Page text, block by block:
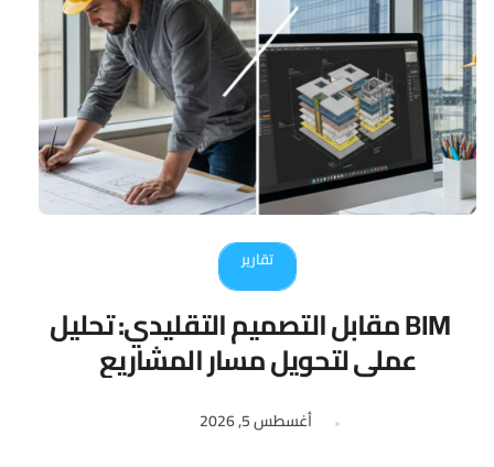
تقارير
BIM مقابل التصميم التقليدي: تحليل
عملي لتحويل مسار المشاريع
الهندسية
أغسطس 5, 2026